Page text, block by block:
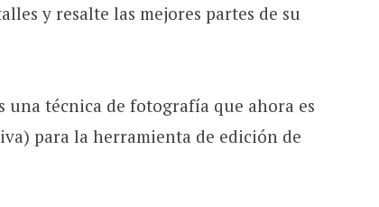
y resalte las mejores partes de su
técnica de fotografía que ahora es
para la herramienta de edición de